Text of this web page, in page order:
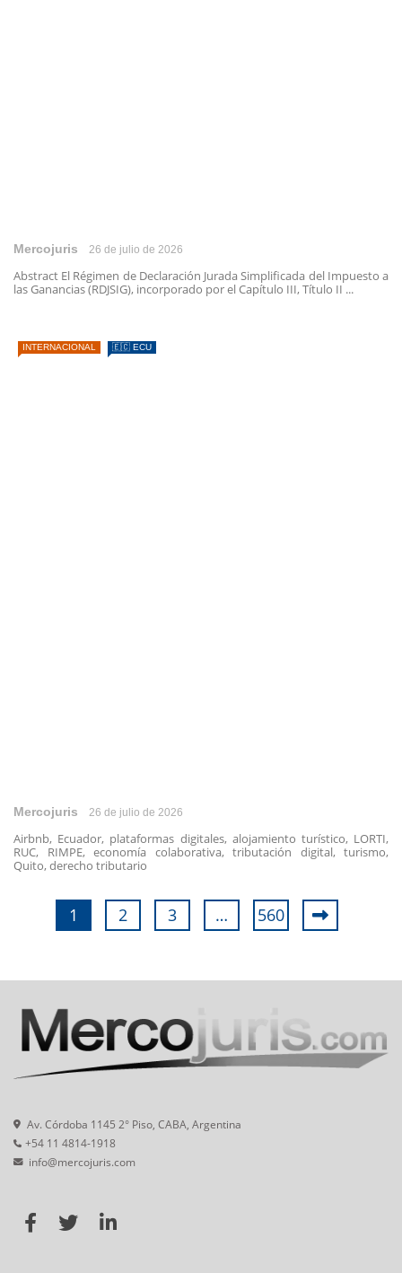
Mercojuris 26 de julio de 2026
Abstract El Régimen de Declaración Jurada Simplificada del Impuesto a
las Ganancias (RDJSIG), incorporado por el Capítulo III, Título II ...
INTERNACIONAL 🇪🇨 ECU
Mercojuris 26 de julio de 2026
Airbnb, Ecuador, plataformas digitales, alojamiento turístico, LORTI,
RUC, RIMPE, economía colaborativa, tributación digital, turismo,
Quito, derecho tributario
1 2 3 … 560
Av. Córdoba 1145 2° Piso, CABA, Argentina
+54 11 4814-1918
info@mercojuris.com